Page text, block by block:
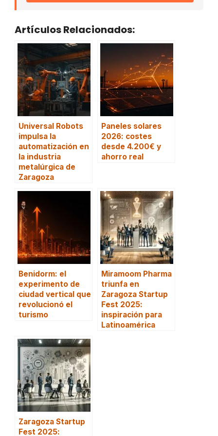
Artículos Relacionados:
Universal Robots
impulsa la
automatización en
la industria
metalúrgica de
Zaragoza
Paneles solares
2026: costes
desde 4.200€ y
ahorro real
Benidorm: el
experimento de
ciudad vertical que
revolucionó el
turismo
Miramoom Pharma
triunfa en
Zaragoza Startup
Fest 2025:
inspiración para
Latinoamérica
Zaragoza Startup
Fest 2025: